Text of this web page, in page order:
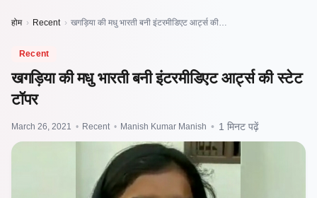
होम › Recent › खगड़िया की मधु भारती बनी इंटरमीडिएट आर्ट्स की…
Recent
खगड़िया की मधु भारती बनी इंटरमीडिएट आर्ट्स की स्टेट
टॉपर
March 26, 2021 • Recent • Manish Kumar Manish • 1 मिनट पढ़ें